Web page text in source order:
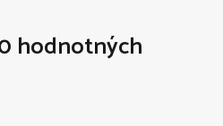
hodnotných